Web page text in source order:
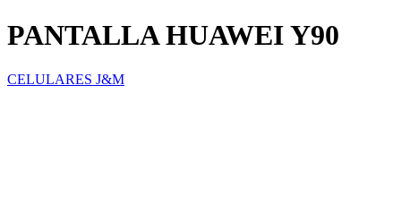
PANTALLA HUAWEI Y90
CELULARES J&M